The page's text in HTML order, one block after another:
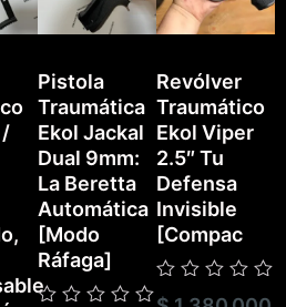
/
Pistola
Traumática
Ekol Jackal
Dual 9mm:
La Beretta
Automática
[Modo
Ráfaga]
Revólver
Traumático
Ekol Viper
2.5″ Tu
Defensa
Invisible
[Compac
Valorado